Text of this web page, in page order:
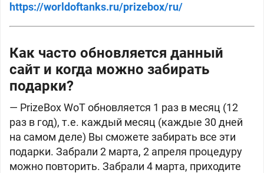
https://worldoftanks.ru/prizebox/ru/
Как часто обновляется данный
сайт и когда можно забирать
подарки?
— PrizeBox WoT обновляется 1 раз в месяц (12
раз в год), т.е. каждый месяц (каждые 30 дней
на самом деле) Вы сможете забирать все эти
подарки. Забрали 2 марта, 2 апреля процедуру
можно повторить. Забрали 4 марта, приходите